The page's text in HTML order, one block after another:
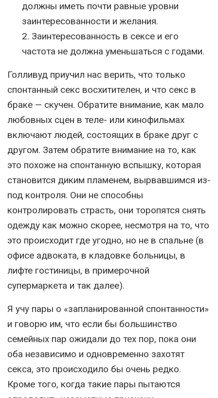
должны иметь почти равные уровни
заинтересованности и желания.
2. Заинтересованность в сексе и его
частота не должна уменьшаться с годами.
Голливуд приучил нас верить, что только
спонтанный секс восхитителен, и что секс в
браке — скучен. Обратите внимание, как мало
любовных сцен в теле- или кинофильмах
включают людей, состоящих в браке друг с
другом. Затем обратите внимание на то, как
это похоже на спонтанную вспышку, которая
становится диким пламенем, вырвавшимся из-
под контроля. Они не способны
контролировать страсть, они торопятся снять
одежду как можно скорее, несмотря на то, что
это происходит где угодно, но не в спальне (в
офисе адвоката, в кладовке больницы, в
лифте гостиницы, в примерочной
супермаркета и так далее).
Я учу пары о «запланированной спонтанности»
и говорю им, что если бы большинство
семейных пар ожидали до тех пор, пока они
оба независимо и одновременно захотят
секса, это происходило бы очень редко.
Кроме того, когда такие пары пытаются